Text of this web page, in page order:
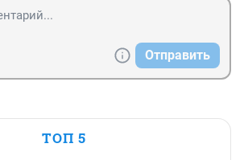
Отправить
ТОП 5